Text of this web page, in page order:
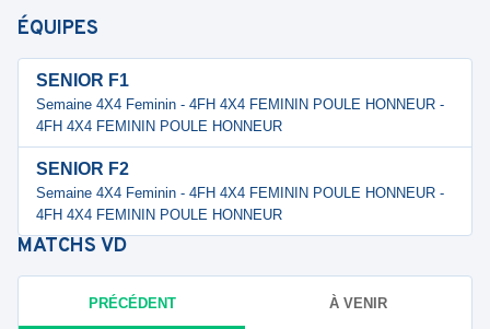
ÉQUIPES
SENIOR F1
Semaine 4X4 Feminin - 4FH 4X4 FEMININ POULE HONNEUR -
4FH 4X4 FEMININ POULE HONNEUR
SENIOR F2
Semaine 4X4 Feminin - 4FH 4X4 FEMININ POULE HONNEUR -
4FH 4X4 FEMININ POULE HONNEUR
MATCHS VD
PRÉCÉDENT À VENIR